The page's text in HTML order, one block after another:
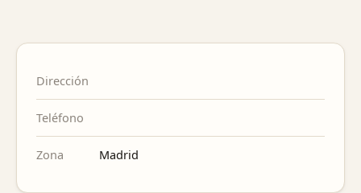
Dirección
Teléfono
Zona Madrid